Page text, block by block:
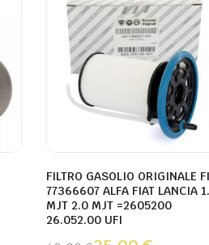
FILTRO GASOLIO ORIGINALE
77366607 ALFA FIAT LANCIA
MJT 2.0 MJT =2605200
26.052.00 UFI